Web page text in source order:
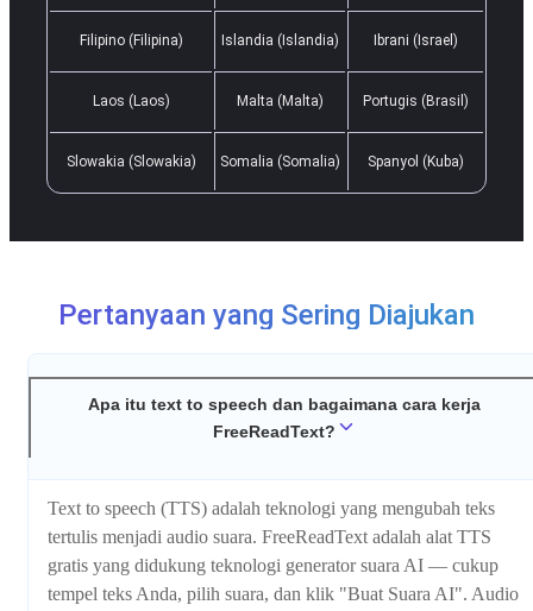
Filipino (Filipina) Islandia (Islandia) Ibrani (Israel)
Laos (Laos) Malta (Malta) Portugis (Brasil)
Slowakia (Slowakia) Somalia (Somalia) Spanyol (Kuba)
Pertanyaan yang Sering Diajukan
Apa itu text to speech dan bagaimana cara kerja
FreeReadText?
Text to speech (TTS) adalah teknologi yang mengubah teks
tertulis menjadi audio suara. FreeReadText adalah alat TTS
gratis yang didukung teknologi generator suara AI — cukup
tempel teks Anda, pilih suara, dan klik "Buat Suara AI". Audio